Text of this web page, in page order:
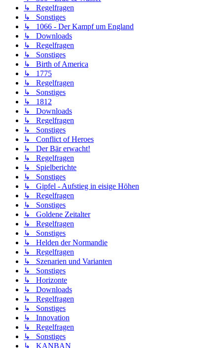
↳ Regelfragen
↳ Sonstiges
↳ 1066 - Der Kampf um England
↳ Downloads
↳ Regelfragen
↳ Sonstiges
↳ Birth of America
↳ 1775
↳ Regelfragen
↳ Sonstiges
↳ 1812
↳ Downloads
↳ Regelfragen
↳ Sonstiges
↳ Conflict of Heroes
↳ Der Bär erwacht!
↳ Regelfragen
↳ Spielberichte
↳ Sonstiges
↳ Gipfel - Aufstieg in eisige Höhen
↳ Regelfragen
↳ Sonstiges
↳ Goldene Zeitalter
↳ Regelfragen
↳ Sonstiges
↳ Helden der Normandie
↳ Regelfragen
↳ Szenarien und Varianten
↳ Sonstiges
↳ Horizonte
↳ Downloads
↳ Regelfragen
↳ Sonstiges
↳ Innovation
↳ Regelfragen
↳ Sonstiges
↳ KANBAN